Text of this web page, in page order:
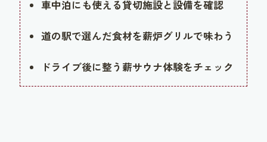
車中泊にも使える貸切施設と設備を確認
道の駅で選んだ食材を薪炉グリルで味わう
ドライブ後に整う薪サウナ体験をチェック